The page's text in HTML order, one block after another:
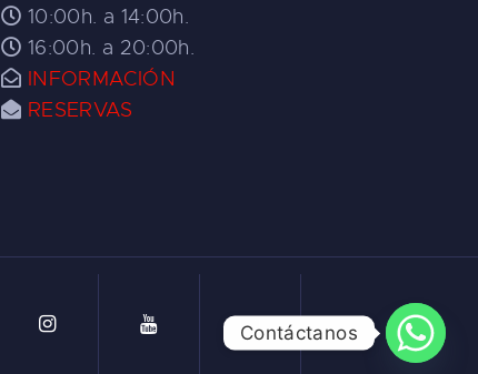
10:00h. a 14:00h.
16:00h. a 20:00h.
INFORMACIÓN
RESERVAS
Contáctanos